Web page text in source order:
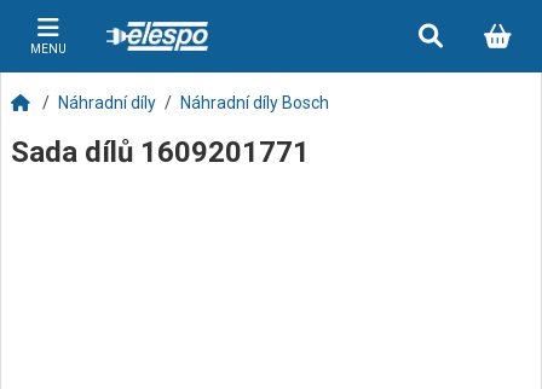
MENU
Náhradní díly Náhradní díly Bosch
Sada dílů 1609201771